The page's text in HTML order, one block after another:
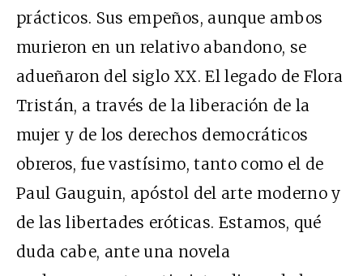
prácticos. Sus empeños, aunque ambos
murieron en un relativo abandono, se
adueñaron del siglo XX. El legado de Flora
Tristán, a través de la liberación de la
mujer y de los derechos democráticos
obreros, fue vastísimo, tanto como el de
Paul Gauguin, apóstol del arte moderno y
de las libertades eróticas. Estamos, qué
duda cabe, ante una novela